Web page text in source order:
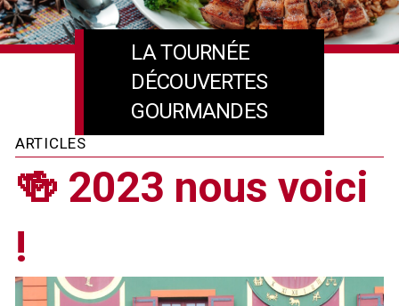
LA TOURNÉE
DÉCOUVERTES
GOURMANDES
ARTICLES
🍻 2023 nous voici
!